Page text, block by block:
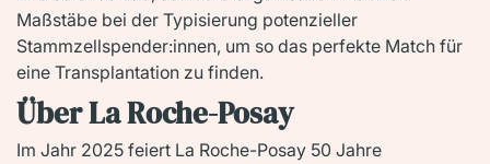
Maßstäbe bei der Typisierung potenzieller
Stammzellspender:innen, um so das perfekte Match für
eine Transplantation zu finden.
Über La Roche-Posay
Im Jahr 2025 feiert La Roche-Posay 50 Jahre